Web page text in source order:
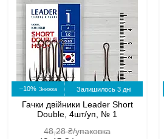
–10% Залишилось 3 дні
Гачки двійники Leader Short
Double, 4шт/уп, № 1
48,28 ₴/упаковка